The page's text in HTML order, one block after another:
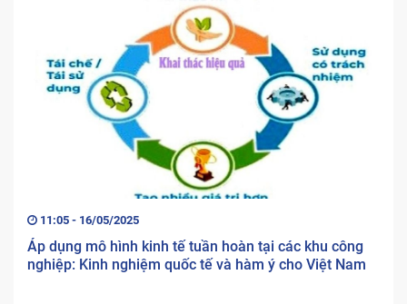
11:05 - 16/05/2025
Áp dụng mô hình kinh tế tuần hoàn tại các khu công
nghiệp: Kinh nghiệm quốc tế và hàm ý cho Việt Nam